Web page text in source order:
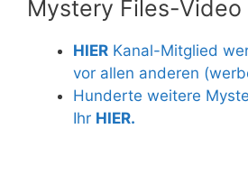
Mystery Files-Video
HIER Kanal-Mitglied
vor allen anderen
Hunderte weitere
Ihr HIER.